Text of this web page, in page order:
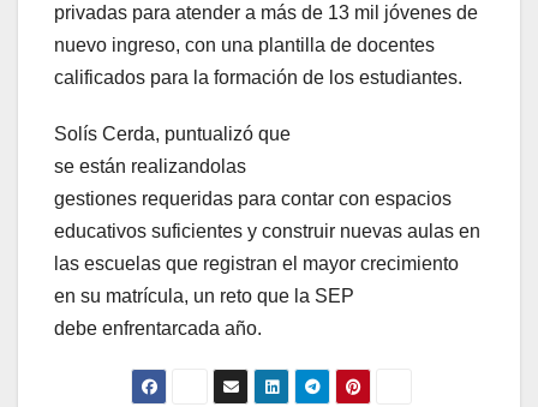
privadas para atender a más de 13 mil jóvenes de
nuevo ingreso, con una plantilla de docentes
calificados para la formación de los estudiantes.
Solís Cerda, puntualizó que
se están realizandolas
gestiones requeridas para contar con espacios
educativos suficientes y construir nuevas aulas en
las escuelas que registran el mayor crecimiento
en su matrícula, un reto que la SEP
debe enfrentarcada año.